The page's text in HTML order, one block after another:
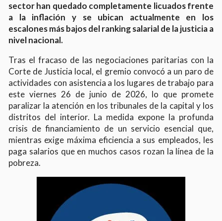
sector han quedado completamente licuados frente
a la inflación y se ubican actualmente en los
escalones más bajos del ranking salarial de la justicia a
nivel nacional.
Tras el fracaso de las negociaciones paritarias con la
Corte de Justicia local, el gremio convocó a un paro de
actividades con asistencia a los lugares de trabajo para
este viernes 26 de junio de 2026, lo que promete
paralizar la atención en los tribunales de la capital y los
distritos del interior. La medida expone la profunda
crisis de financiamiento de un servicio esencial que,
mientras exige máxima eficiencia a sus empleados, les
paga salarios que en muchos casos rozan la línea de la
pobreza.